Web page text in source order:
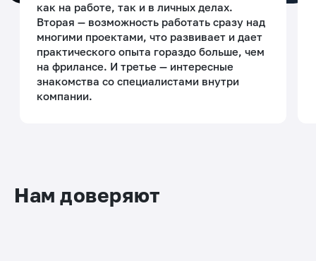
как на работе, так и в личных делах.
Вторая — возможность работать сразу над
многими проектами, что развивает и дает
практического опыта гораздо больше, чем
на фрилансе. И третье — интересные
знакомства со специалистами внутри
компании.
Нам доверяют